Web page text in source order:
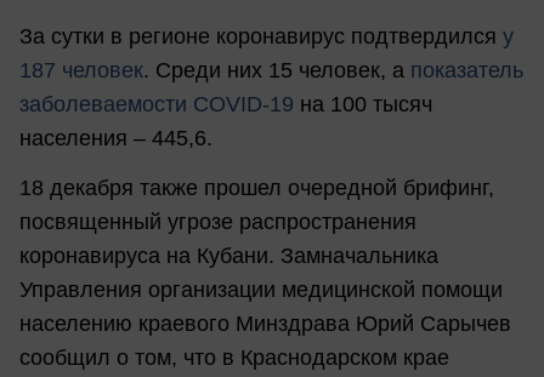
За сутки в регионе коронавирус подтвердился у
187 человек. Среди них 15 человек, а показатель
заболеваемости COVID-19 на 100 тысяч
населения – 445,6.
18 декабря также прошел очередной брифинг,
посвященный угрозе распространения
коронавируса на Кубани. Замначальника
Управления организации медицинской помощи
населению краевого Минздрава Юрий Сарычев
сообщил о том, что в Краснодарском крае